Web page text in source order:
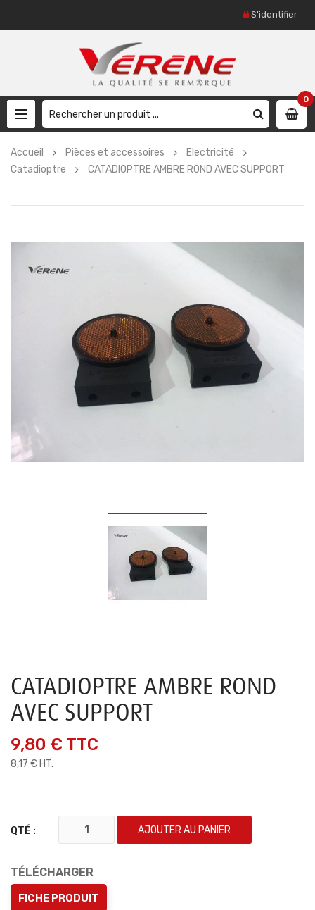
S'identifier
0
Accueil Pièces et accessoires
Electricité
Catadioptre
CATADIOPTRE AMBRE ROND AVEC SUPPORT
CATADIOPTRE AMBRE ROND
AVEC SUPPORT
9,80 € TTC
8,17 € HT.
QTÉ : AJOUTER AU PANIER
TÉLÉCHARGER
FICHE PRODUIT